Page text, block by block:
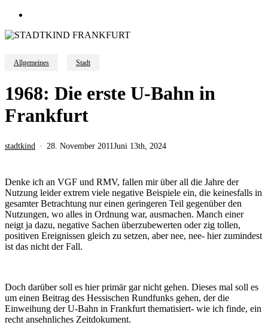
Allgemeines Stadt
1968: Die erste U-Bahn in
Frankfurt
stadtkind 28. November 2011 Juni 13th, 2024
Denke ich an VGF und RMV, fallen mir über all die Jahre der
Nutzung leider extrem viele negative Beispiele ein, die keinesfalls in
gesamter Betrachtung nur einen geringeren Teil gegenüber den
Nutzungen, wo alles in Ordnung war, ausmachen. Manch einer
neigt ja dazu, negative Sachen überzubewerten oder zig tollen,
positiven Ereignissen gleich zu setzen, aber nee, nee- hier zumindest
ist das nicht der Fall.
Doch darüber soll es hier primär gar nicht gehen. Dieses mal soll es
um einen Beitrag des Hessischen Rundfunks gehen, der die
Einweihung der U-Bahn in Frankfurt thematisiert- wie ich finde, ein
recht ansehnliches Zeitdokument.